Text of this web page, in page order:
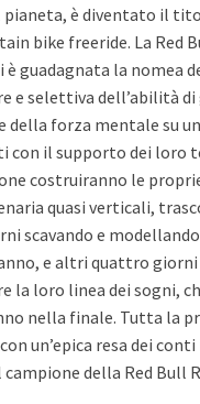
è diventato il
bike freeride. La Red
è guadagnata la nomea
e selettiva dell’abilità di
della forza mentale su
con il supporto dei loro
costruiranno le
quasi verticali,
scavando e
e altri quattro
la loro linea dei sogni,
nella finale. Tutta la
un’epica resa dei conti
della Red Bull